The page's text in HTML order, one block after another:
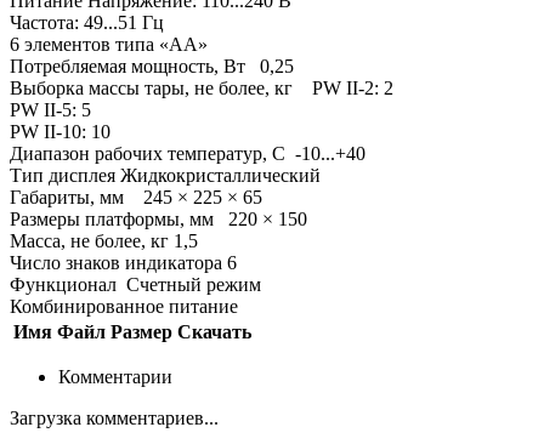
Частота: 49...51 Гц
6 элементов типа «АА»
Потребляемая мощность, Вт 0,25
Выборка массы тары, не более, кг PW II-2: 2
PW II-5: 5
PW II-10: 10
Диапазон рабочих температур, С -10...+40
Тип дисплея Жидкокристаллический
Габариты, мм 245 × 225 × 65
Размеры платформы, мм 220 × 150
Масса, не более, кг 1,5
Число знаков индикатора 6
Функционал Счетный режим
Комбинированное питание
Имя Файл Размер Скачать
Комментарии
Загрузка комментариев...